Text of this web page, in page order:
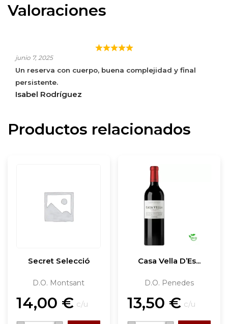
Valoraciones
junio 7, 2025
Un reserva con cuerpo, buena complejidad y final
persistente.
Isabel Rodríguez
Productos relacionados
Secret Selecció
D.O. Montsant
14,00 € c/u
Casa Vella D’Es...
D.O. Penedes
13,50 € c/u